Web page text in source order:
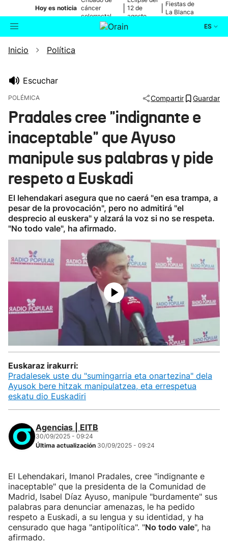
Hoy es noticia cáncer
colorrectal
12 de
agosto
Fiestas de
La Blanca
ES
Buscador
Ikusmiran
Eguraldia
Inicio Política
Escuchar
POLÉMICA Compartir Guardar
Pradales cree "indignante e
inaceptable" que Ayuso
manipule sus palabras y pide
respeto a Euskadi
El lehendakari asegura que no caerá "en esa trampa, a
pesar de la provocación", pero no admitirá "el
desprecio al euskera" y alzará la voz si no se respeta.
"No todo vale", ha afirmado.
Euskaraz irakurri:
Pradalesek uste du "sumingarria eta onartezina" dela
Ayusok bere hitzak manipulatzea, eta errespetua
eskatu dio Euskadiri
Agencias | EITB
30/09/2025 - 09:24
Última actualización 30/09/2025 - 09:24
El Lehendakari, Imanol Pradales, cree "indignante e
inaceptable" que la presidenta de la Comunidad de
Madrid, Isabel Díaz Ayuso, manipule "burdamente" sus
palabras para denunciar amenazas, le ha pedido
respeto a Euskadi, a su lengua y su identidad, y ha
censurado que haga "antipolítica". "No todo vale", ha
afirmado.